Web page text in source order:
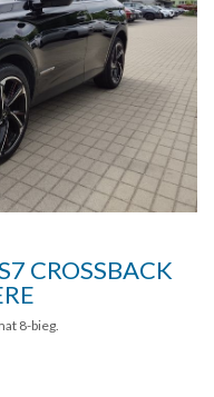
CROSSBACK
8-bieg.